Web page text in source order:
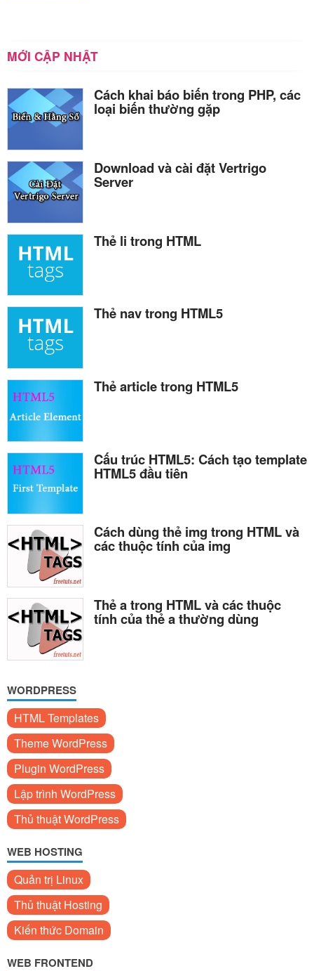
MỚI CẬP NHẬT
Cách khai báo biến trong PHP, các
loại biến thường gặp
Download và cài đặt Vertrigo
Server
Thẻ li trong HTML
Thẻ nav trong HTML5
Thẻ article trong HTML5
Cấu trúc HTML5: Cách tạo template
HTML5 đầu tiên
Cách dùng thẻ img trong HTML và
các thuộc tính của img
Thẻ a trong HTML và các thuộc
tính của thẻ a thường dùng
WORDPRESS
HTML Templates
Theme WordPress
Plugin WordPress
Lập trình WordPress
Thủ thuật WordPress
WEB HOSTING
Quản trị Linux
Thủ thuật Hosting
Kiến thức Domain
WEB FRONTEND